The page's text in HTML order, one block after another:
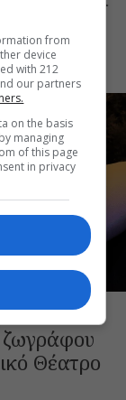
εδώ: Η
ζωγράφου
Θέατρο
from
device
with 212
our partners
on the basis
managing
of this page
in privacy